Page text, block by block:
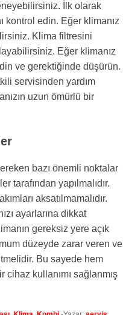
İlk olarak
kontrol edin. Eğer klimanız
Klima filtresini
Eğer klimanız
ve gerektiğinde düşürün.
servisinden yardım
uzun ömürlü bir
bazı önemli noktalar
tarafından yapılmalıdır.
aksatılmamalıdır.
ayarlarına dikkat
gereksiz yere açık
düzeyde zarar veren ve
Bu sayede hem
kullanımı sağlanmış